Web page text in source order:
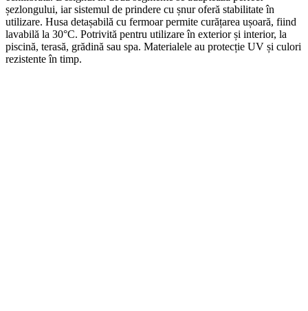
șezlongului, iar sistemul de prindere cu șnur oferă stabilitate în
utilizare. Husa detașabilă cu fermoar permite curățarea ușoară, fiind
lavabilă la 30°C. Potrivită pentru utilizare în exterior și interior, la
piscină, terasă, grădină sau spa. Materialele au protecție UV și culori
rezistente în timp.